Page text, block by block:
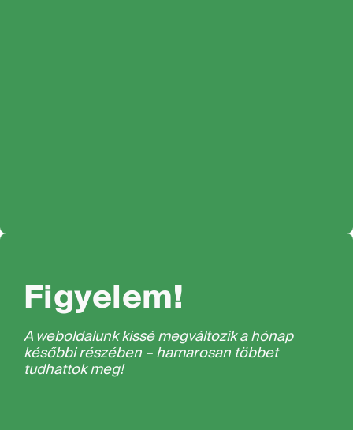
Figyelem!
A weboldalunk kissé megváltozik a hónap
későbbi részében – hamarosan többet
tudhattok meg!